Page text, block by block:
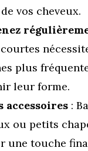
vos cheveux.
plus
leur forme.
accessoires :
ou petits
une touche